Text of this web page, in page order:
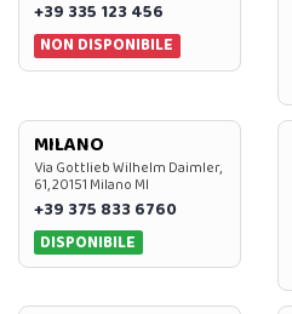
+39 335 123 456
NON DISPONIBILE
MILANO
Via Gottlieb Wilhelm Daimler,
61, 20151 Milano MI
+39 375 833 6760
DISPONIBILE